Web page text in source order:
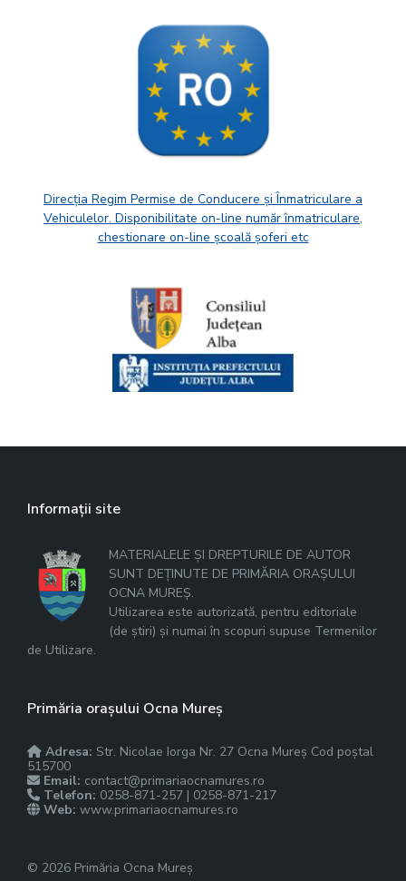
Direcția Regim Permise de Conducere și Înmatriculare a
Vehiculelor. Disponibilitate on-line număr înmatriculare,
chestionare on-line școală șoferi etc
Informații site
MATERIALELE ȘI DREPTURILE DE AUTOR
SUNT DEȚINUTE DE PRIMĂRIA ORAȘULUI
OCNA MUREȘ.
Utilizarea este autorizată, pentru editoriale
(de știri) și numai în scopuri supuse Termenilor
de Utilizare.
Primăria orașului Ocna Mureș
Adresa: Str. Nicolae Iorga Nr. 27 Ocna Mureș Cod poștal
515700
Email: contact@primariaocnamures.ro
Telefon: 0258-871-257 | 0258-871-217
Web: www.primariaocnamures.ro
© 2026 Primăria Ocna Mureș